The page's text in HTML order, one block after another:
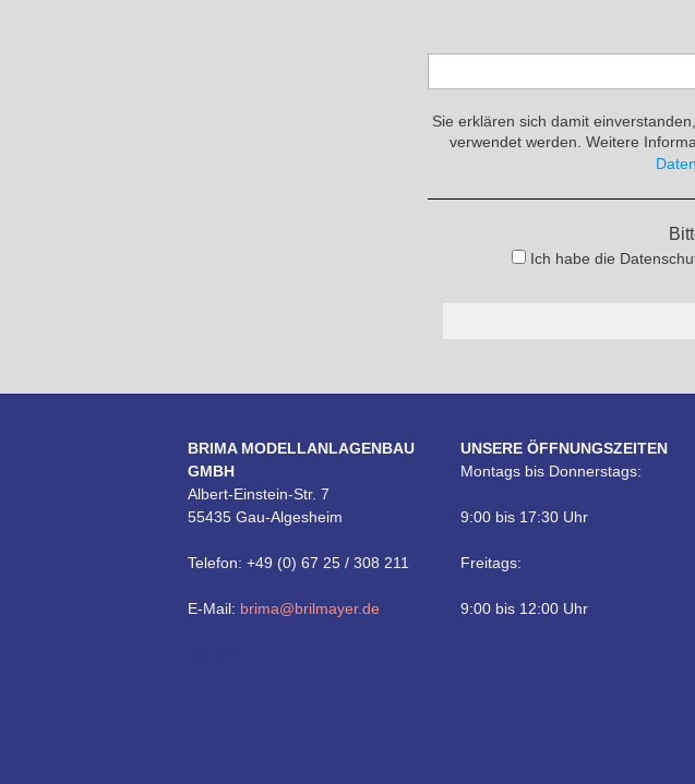
Sie erklären sich damit
verwendet werden. Weitere
Ich habe die
BRIMA MODELLANLAGENBAU
GMBH
Albert-Einstein-Str. 7
55435 Gau-Algesheim
Telefon: +49 (0) 67 25 / 308 211
E-Mail: brima@brilmayer.de
UNSERE ÖFFNUNGSZEITEN
Montags bis Donnerstags:
9:00 bis 17:30 Uhr
Freitags:
9:00 bis 12:00 Uhr